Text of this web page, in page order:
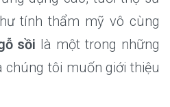
tính thẩm mỹ vô cùng
sồi là một trong những
tôi muốn giới thiệu